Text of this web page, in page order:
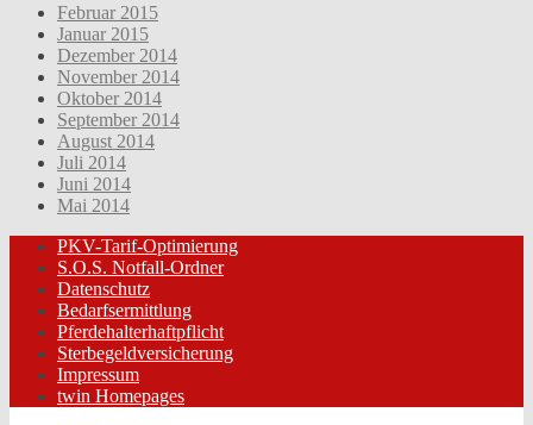
Februar 2015
Januar 2015
Dezember 2014
November 2014
Oktober 2014
September 2014
August 2014
Juli 2014
Juni 2014
Mai 2014
PKV-Tarif-Optimierung
S.O.S. Notfall-Ordner
Datenschutz
Bedarfsermittlung
Pferdehalterhaftpflicht
Sterbegeldversicherung
Impressum
twin Homepages